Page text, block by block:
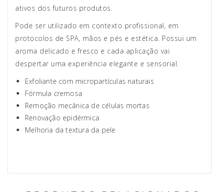
ativos dos futuros produtos.
Pode ser utilizado em contexto profissional, em
protocolos de SPA, mãos e pés e estética. Possui um
aroma delicado e fresco e cada aplicação vai
despertar uma experiência elegante e sensorial.
Exfoliante com micropartículas naturais
Fórmula cremosa
Remoção mecânica de células mortas
Renovação epidérmica
Melhoria da textura da pele